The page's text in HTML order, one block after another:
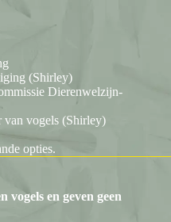
(Shirley)
Dierenwelzijn-
van vogels (Shirley)
opties.
vogels en geven geen